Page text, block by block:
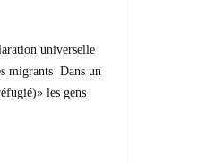
universelle
migrants Dans un
les gens